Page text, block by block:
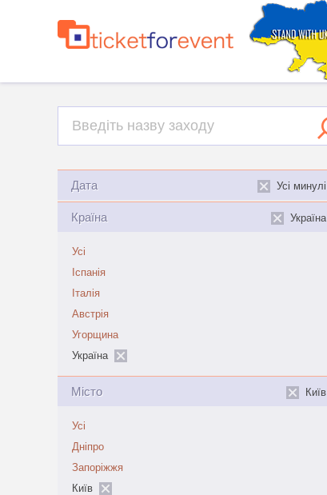
Дата Усі минулі
Країна Україна
Усі
Іспанія
Італія
Австрія
Угорщина
Україна
Місто Київ
Усі
Дніпро
Запоріжжя
Київ